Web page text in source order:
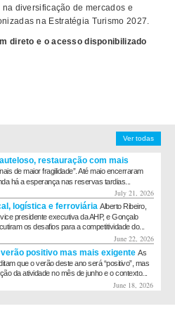
diversificação de mercados e
na Estratégia Turismo 2027.​
direto e o acesso disponibilizado
Ver todas
restauração com mais
de maior fragilidade”. Até maio encerraram
há a esperança nas reservas tardias...
July 21, 2026
logística e ferroviária Alberto Ribeiro,
presidente executiva da AHP, e Gonçalo
os desafios para a competitividade do...
June 22, 2026
positivo mas mais exigente As
que o verão deste ano será “positivo”, mas
da atividade no mês de junho e o contexto...
June 18, 2026